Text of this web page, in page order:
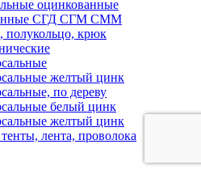
оцинкованные
СГД СГМ СММ
крюк
желтый цинк
по дереву
белый цинк
желтый цинк
лента, проволока